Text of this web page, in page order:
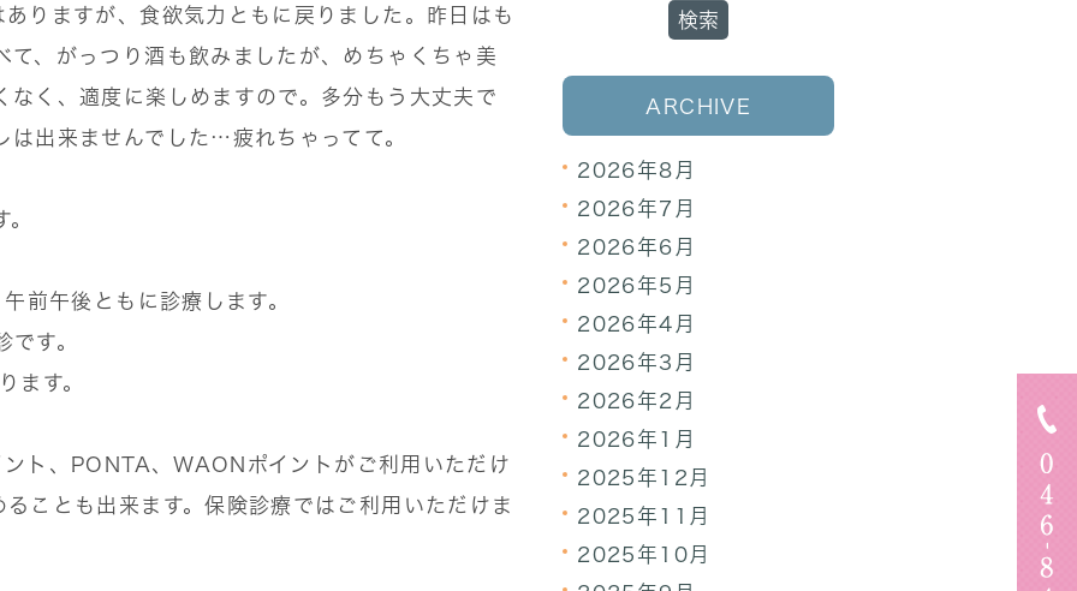
りますが、食欲気力ともに戻りました。昨日はも
て、がっつり酒も飲みましたが、めちゃくちゃ美
なく、適度に楽しめますので。多分もう大丈夫で
は出来ませんでした…疲れちゃってて。
前午後ともに診療します。
す。
ます。
ト、PONTA、WAONポイントがご利用いただけ
ことも出来ます。保険診療ではご利用いただけま
ARCHIVE
2026年8月
2026年7月
2026年6月
2026年5月
2026年4月
2026年3月
2026年2月
2026年1月
2025年12月
2025年11月
2025年10月